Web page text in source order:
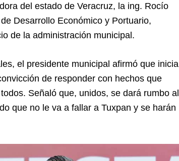
del estado de Veracruz, la ing. Rocío
Desarrollo Económico y Portuario,
de la administración municipal.
el presidente municipal afirmó que inicia
de responder con hechos que
Señaló que, unidos, se dará rumbo al
que no le va a fallar a Tuxpan y se harán